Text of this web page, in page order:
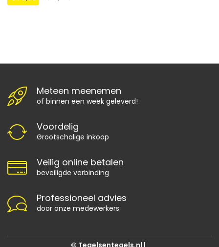
Meteen meenemen
of binnen een week geleverd!
Voordelig
Grootschalige inkoop
Veilig online betalen
beveiligde verbinding
Professioneel advies
door onze medewerkers
© Tegelsentegels.nl |